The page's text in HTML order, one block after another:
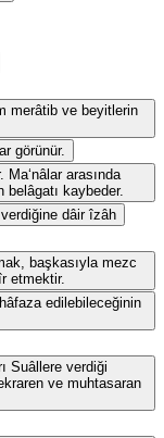
merâtib ve beyitlerin
görünür.
Ma‘nâlar arasında
kaybeder.
dâir îzâh
başkasıyla mezc
etmektir.
edilebileceğinin
Suâllere verdiği
ve muhtasaran